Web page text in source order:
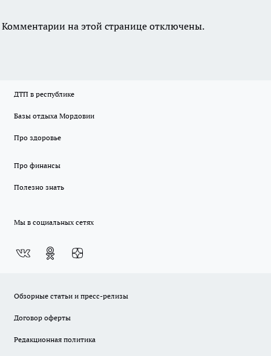
Комментарии на этой странице отключены.
ДТП в республике
Базы отдыха Мордовии
Про здоровье
Про финансы
Полезно знать
Мы в социальных сетях
Обзорные статьи и пресс-релизы
Договор оферты
Редакционная политика